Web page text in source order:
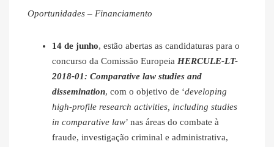
Oportunidades – Financiamento
14 de junho, estão abertas as candidaturas para o
concurso da Comissão Europeia HERCULE-LT-
2018-01: Comparative law studies and
dissemination, com o objetivo de ‘developing
high-profile research activities, including studies
in comparative law’ nas áreas do combate à
fraude, investigação criminal e administrativa,